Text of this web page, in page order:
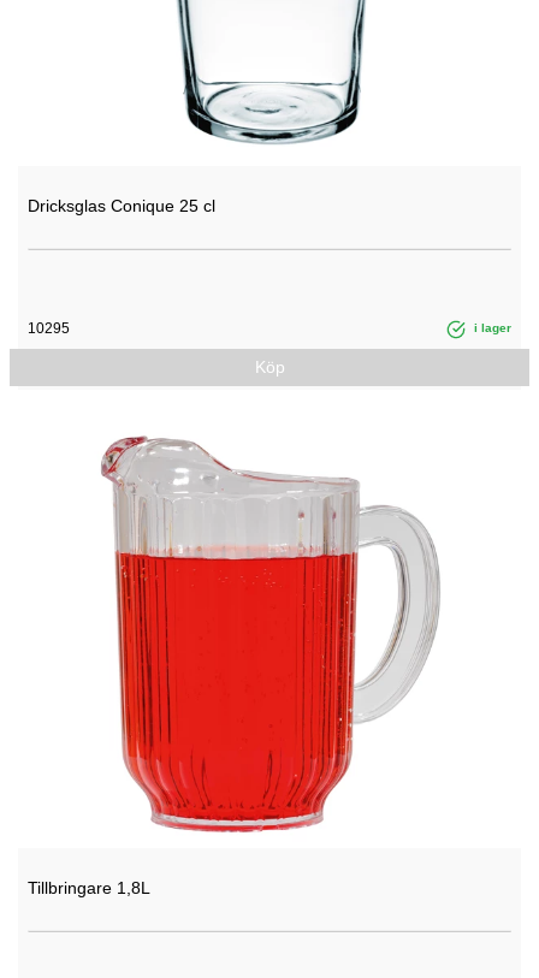
Dricksglas Conique 25 cl
10295 i lager
Köp
Tillbringare 1,8L